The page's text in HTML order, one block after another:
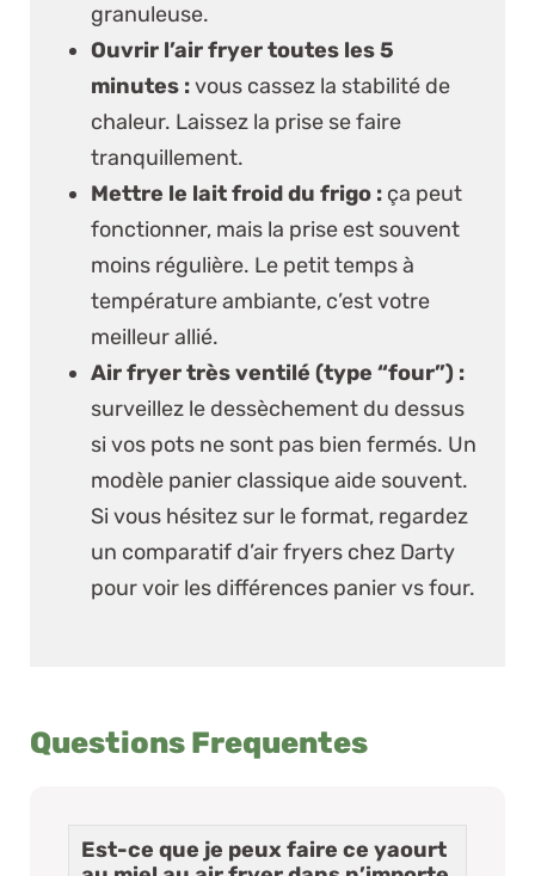
granuleuse.
Ouvrir l’air fryer toutes les 5
minutes :vous cassez la stabilité de
chaleur. Laissez la prise se faire
tranquillement.
Mettre le lait froid du frigo : ça peut
fonctionner, mais la prise est souvent
moins régulière. Le petit temps à
température ambiante, c’est votre
meilleur allié.
Air fryer très ventilé (type “four”) :
surveillez le dessèchement du dessus
si vos pots ne sont pas bien fermés. Un
modèle panier classique aide souvent.
Si vous hésitez sur le format, regardez
un comparatif d’air fryers chez Darty
pour voir les différences panier vs four.
Questions Frequentes
Est-ce que je peux faire ce yaourt